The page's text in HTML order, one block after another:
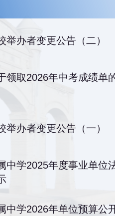
举办者变更公告（二）
领取2026年中考成绩单
举办者变更公告（一）
中学2025年度事业单位
中学2026年单位预算公